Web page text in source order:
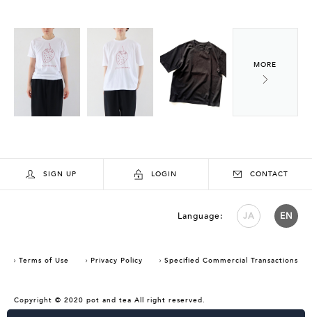
SIGN UP LOGIN CONTACT
Language: JA EN
Terms of Use Privacy Policy Specified Commercial Transactions
Copyright © 2020 pot and tea All right reserved.